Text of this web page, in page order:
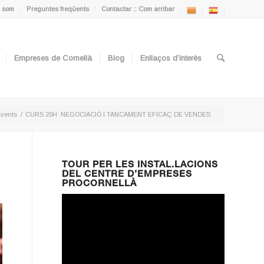
som Preguntes freqüents Contactar :: Com arribar
Empreses de Cornellà Blog Enllaços d’interès
/ CURS 20H: NEGOCIACIÓ I TANCAMENT EFICAÇ DE VENDES
TOUR PER LES INSTAL.LACIONS
DEL CENTRE D’EMPRESES
PROCORNELLÀ